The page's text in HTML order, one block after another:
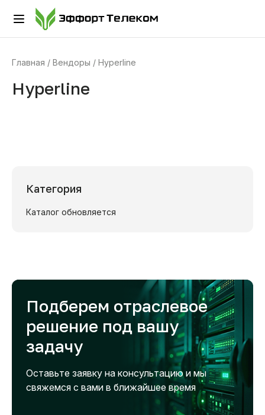
Главная Вендоры Hyperline
Hyperline
Категория
Каталог обновляется
Подберем отраслевое
решение под вашу
задачу
Оставьте заявку на консультацию и мы
свяжемся с вами в ближайшее время